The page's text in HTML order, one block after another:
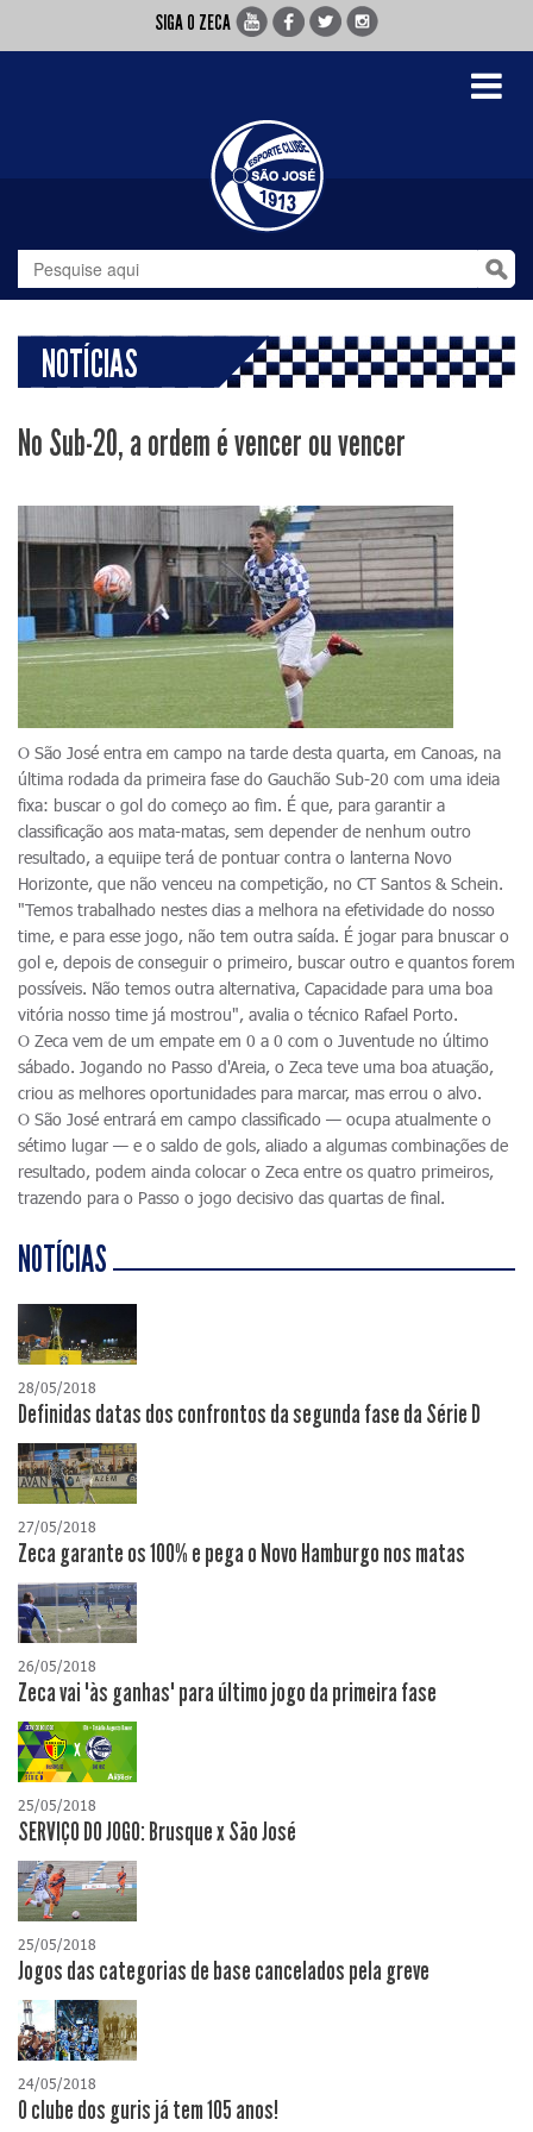
SIGA O ZECA
Toggle
NOTÍCIAS
No Sub-20, a ordem é vencer ou vencer
O São José entra em campo na tarde desta quarta, em Canoas, na
última rodada da primeira fase do Gauchão Sub-20 com uma ideia
fixa: buscar o gol do começo ao fim. É que, para garantir a
classificação aos mata-matas, sem depender de nenhum outro
resultado, a equiipe terá de pontuar contra o lanterna Novo
Horizonte, que não venceu na competição, no CT Santos & Schein.
"Temos trabalhado nestes dias a melhora na efetividade do nosso
time, e para esse jogo, não tem outra saída. É jogar para bnuscar o
gol e, depois de conseguir o primeiro, buscar outro e quantos forem
possíveis. Não temos outra alternativa, Capacidade para uma boa
vitória nosso time já mostrou", avalia o técnico Rafael Porto.
O Zeca vem de um empate em 0 a 0 com o Juventude no último
sábado. Jogando no Passo d'Areia, o Zeca teve uma boa atuação,
criou as melhores oportunidades para marcar, mas errou o alvo.
O São José entrará em campo classificado — ocupa atualmente o
sétimo lugar — e o saldo de gols, aliado a algumas combinações de
resultado, podem ainda colocar o Zeca entre os quatro primeiros,
trazendo para o Passo o jogo decisivo das quartas de final.
NOTÍCIAS
28/05/2018
Definidas datas dos confrontos da segunda fase da Série D
27/05/2018
Zeca garante os 100% e pega o Novo Hamburgo nos matas
26/05/2018
Zeca vai "às ganhas" para último jogo da primeira fase
25/05/2018
SERVIÇO DO JOGO: Brusque x São José
25/05/2018
Jogos das categorias de base cancelados pela greve
24/05/2018
O clube dos guris já tem 105 anos!